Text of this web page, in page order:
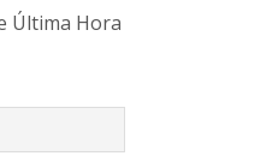
Última Hora